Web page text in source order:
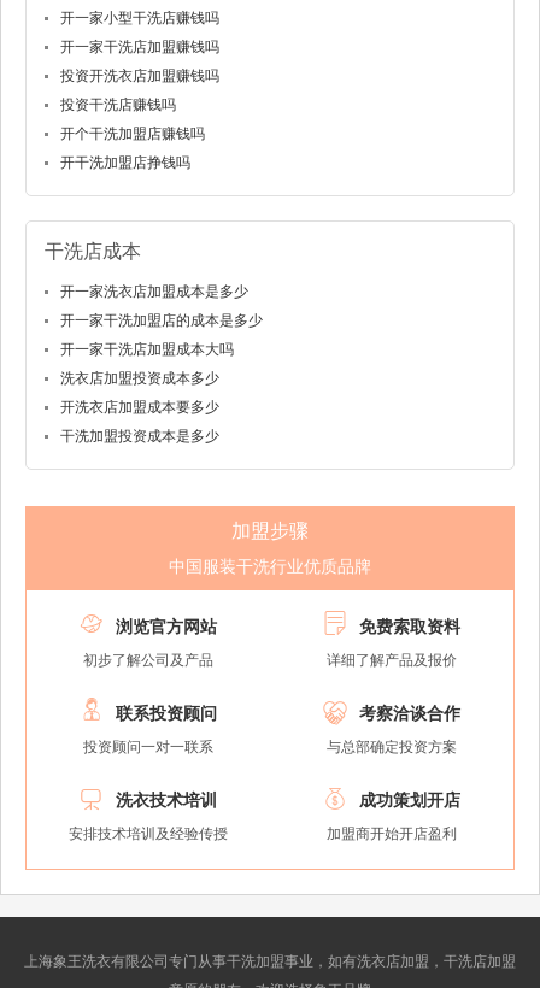
开一家小型干洗店赚钱吗
开一家干洗店加盟赚钱吗
投资开洗衣店加盟赚钱吗
投资干洗店赚钱吗
开个干洗加盟店赚钱吗
开干洗加盟店挣钱吗
干洗店成本
开一家洗衣店加盟成本是多少
开一家干洗加盟店的成本是多少
开一家干洗店加盟成本大吗
洗衣店加盟投资成本多少
开洗衣店加盟成本要多少
干洗加盟投资成本是多少
加盟步骤
中国服装干洗行业优质品牌
 浏览官方网站
初步了解公司及产品
 免费索取资料
详细了解产品及报价
 联系投资顾问
投资顾问一对一联系
 考察洽谈合作
与总部确定投资方案
 洗衣技术培训
安排技术培训及经验传授
 成功策划开店
加盟商开始开店盈利
上海象王洗衣有限公司专门从事干洗加盟事业，如有洗衣店加盟，干洗店加盟